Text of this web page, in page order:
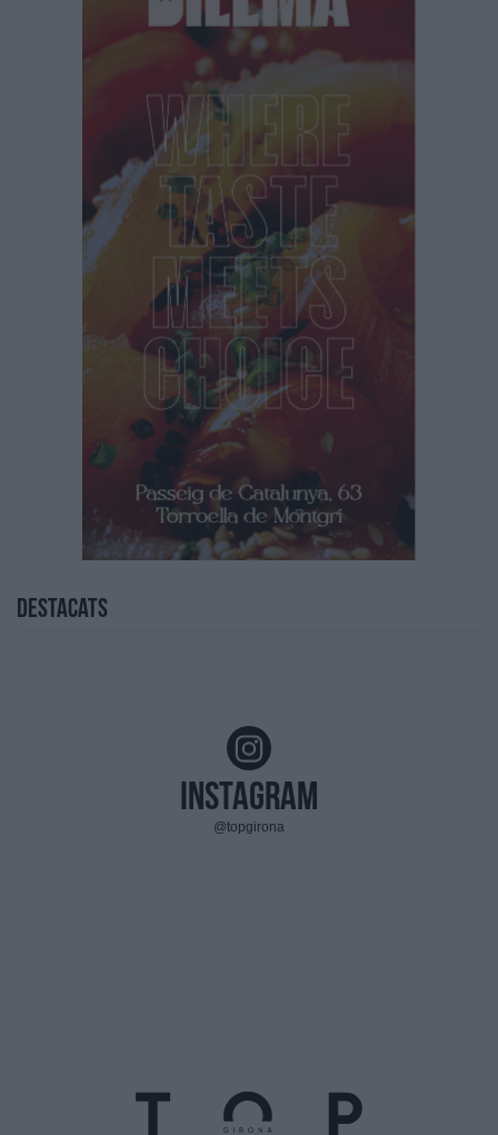
Destacats
Instagram
@topgirona